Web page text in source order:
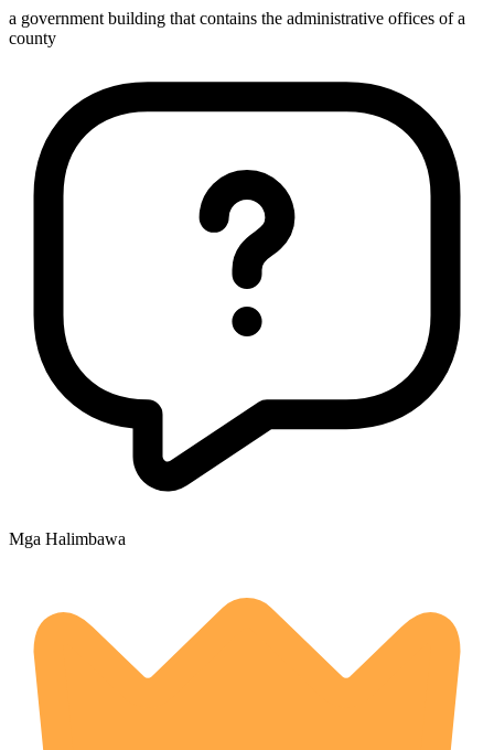
a government building that contains the administrative offices of a
county
Mga Halimbawa